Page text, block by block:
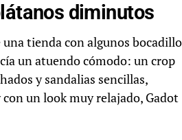
diminutos
tienda con algunos
un atuendo cómodo: un crop
y sandalias sencillas,
un look muy relajado, Gadot